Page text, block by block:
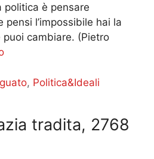
è pensare
pensi l’impossibile hai la
cambiare. (Pietro
, Politica&Ideali
tradita, 2768